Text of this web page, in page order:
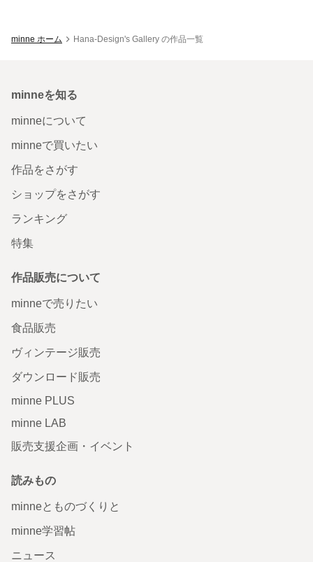
minne ホーム Hana-Design's Gallery の作品一覧
minneを知る
minneについて
minneで買いたい
作品をさがす
ショップをさがす
ランキング
特集
作品販売について
minneで売りたい
食品販売
ヴィンテージ販売
ダウンロード販売
minne PLUS
minne LAB
販売支援企画・イベント
読みもの
minneとものづくりと
minne学習帖
ニュース